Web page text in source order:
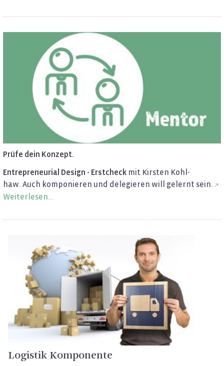
Prüfe dein Kon­zept.
En­tre­pre­neu­ri­al De­sign - Erst­check mit Kirs­ten Kohl­
haw. Auch kom­po­nie­ren und de­le­gie­ren will ge­lernt sein.
Wei­ter­le­sen...
Lo­gis­tik Kom­po­nen­te